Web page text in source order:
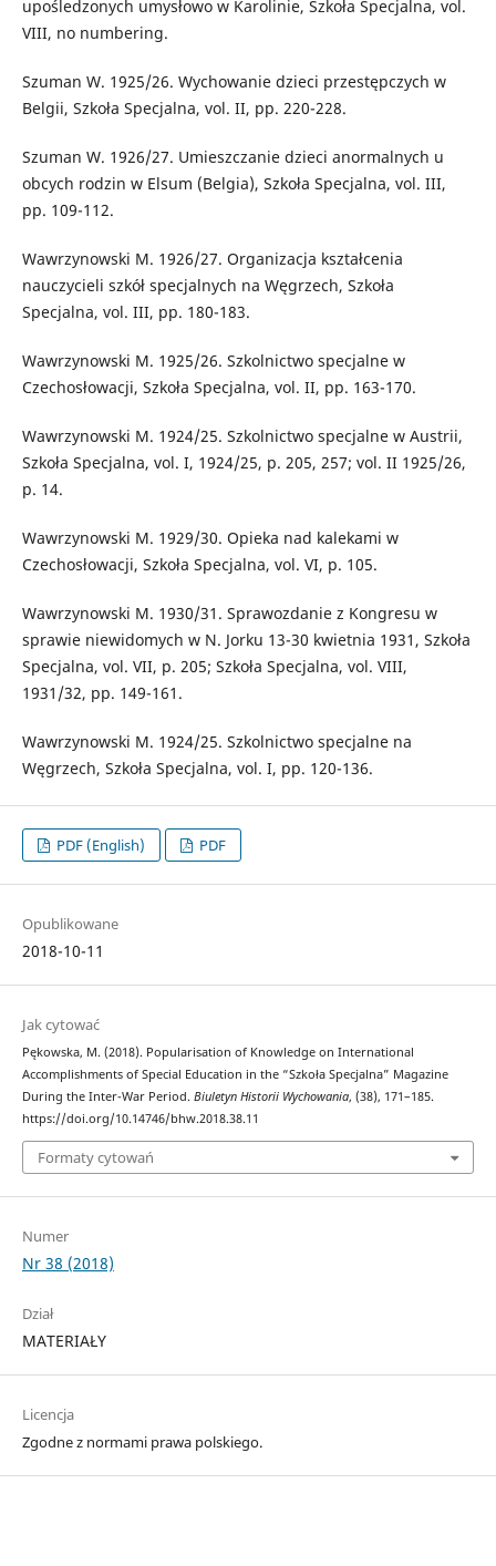
upośledzonych umysłowo w Karolinie, Szkoła Specjalna, vol.
VIII, no numbering.
Szuman W. 1925/26. Wychowanie dzieci przestępczych w
Belgii, Szkoła Specjalna, vol. II, pp. 220-228.
Szuman W. 1926/27. Umieszczanie dzieci anormalnych u
obcych rodzin w Elsum (Belgia), Szkoła Specjalna, vol. III,
pp. 109-112.
Wawrzynowski M. 1926/27. Organizacja kształcenia
nauczycieli szkół specjalnych na Węgrzech, Szkoła
Specjalna, vol. III, pp. 180-183.
Wawrzynowski M. 1925/26. Szkolnictwo specjalne w
Czechosłowacji, Szkoła Specjalna, vol. II, pp. 163-170.
Wawrzynowski M. 1924/25. Szkolnictwo specjalne w Austrii,
Szkoła Specjalna, vol. I, 1924/25, p. 205, 257; vol. II 1925/26,
p. 14.
Wawrzynowski M. 1929/30. Opieka nad kalekami w
Czechosłowacji, Szkoła Specjalna, vol. VI, p. 105.
Wawrzynowski M. 1930/31. Sprawozdanie z Kongresu w
sprawie niewidomych w N. Jorku 13-30 kwietnia 1931, Szkoła
Specjalna, vol. VII, p. 205; Szkoła Specjalna, vol. VIII,
1931/32, pp. 149-161.
Wawrzynowski M. 1924/25. Szkolnictwo specjalne na
Węgrzech, Szkoła Specjalna, vol. I, pp. 120-136.
PDF (English) PDF
Opublikowane
2018-10-11
Jak cytować
Pękowska, M. (2018). Popularisation of Knowledge on International
Accomplishments of Special Education in the “Szkoła Specjalna” Magazine
During the Inter-War Period. Biuletyn Historii Wychowania, (38), 171–185.
https://doi.org/10.14746/bhw.2018.38.11
Formaty cytowań
Numer
Nr 38 (2018)
Dział
MATERIAŁY
Licencja
Zgodne z normami prawa polskiego.